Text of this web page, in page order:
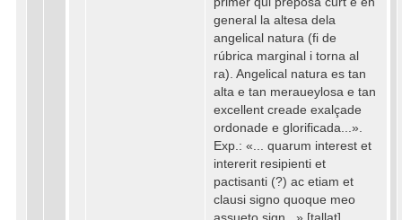
general la altesa dela
angelical natura (fi de
rúbrica marginal i torna al
ra). Angelical natura es tan
alta e tan meraueylosa e tan
excellent creade exalçade
ordonade e glorificada...».
Exp.: «... quarum interest et
intererit resipienti et
pactisanti (?) ac etiam et
clausi signo quoque meo